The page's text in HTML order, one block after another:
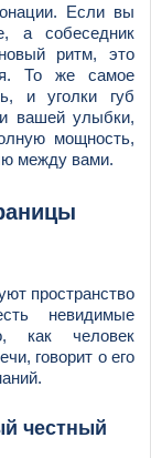
Если вы
а собеседник
ритм, это
То же самое
и уголки губ
вашей улыбки,
мощность,
между вами.
пространство
невидимые
как человек
говорит о его
честный